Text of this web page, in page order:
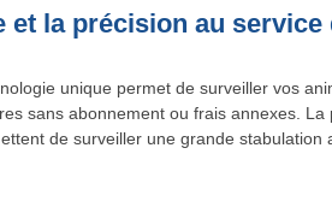
et la précision au service
unique permet de surveiller vos
sans abonnement ou frais annexes.
de surveiller une grande stabulation